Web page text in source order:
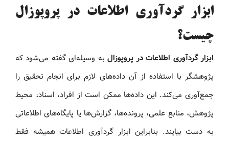
ابزار گردآوری اطلاعات در پروپوزال
چیست؟
ابزار گردآوری اطلاعات در پروپوزالبه وسیله‌ای گفته می‌شود که
پژوهشگر با استفاده از آن داده‌های لازم برای انجام تحقیق را
جمع‌آوری می‌کند. این داده‌ها ممکن است از افراد، اسناد، محیط
پژوهش، منابع علمی، پرونده‌ها، گزارش‌ها یا پایگاه‌های اطلاعاتی
به دست بیایند. بنابراین ابزار گردآوری اطلاعات همیشه فقط